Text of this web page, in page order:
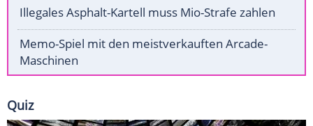
Illegales Asphalt-Kartell muss Mio-Strafe zahlen
Memo-Spiel mit den meistverkauften Arcade-
Maschinen
Quiz